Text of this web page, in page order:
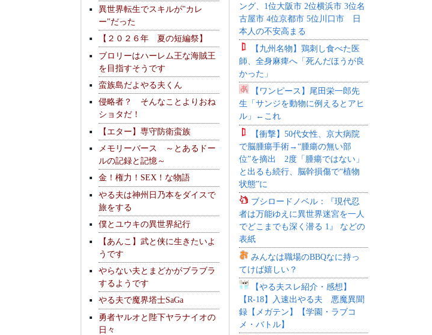
異世界転生でスキルが"カレ
ー"だった
【２０２６年 夏の短編祭】
ブロリーはハーレム王な海賊王
を目指すそうです
蛮族島だよやる夫くん
侵略者？ そんなことよりおね
ショタだ！
【エター】専守防衛蛮族
メモリーバース ～とあるドー
ルの記録と記憶～
金！権力！SEX！な物語
やる夫は神州日乃本をダイスで
旅をする
僕とユウキの異世界紀行
【あんこ】武と侠に生きたいよ
うです
やらない夫とまどかがブラブラ
するようです
やる夫で魔界塔士SaGa
勇者ヤルオと陛下ヤラナイオの
日々
ング、1位大阪市 2位横浜市 3位名
古屋市 4位京都市 5位川口市 日
本人の不安高まる
【九州名物】鶏刺し食べた医
師、全身麻痺へ「死んだほうが良
かった」
【ワンピース】尾田栄一郎先
生「サンジを動物に例えるとアヒ
ル」←これ
【衝撃】50代女性、京大病院
で脳腫瘍手術→“腫瘍の無い部
位”を摘出 2度「腫瘍ではない」
と出るも続行、脳幹損傷で“植物
状態”に
ブシロードノベル：『現代忍
者は万能ゆえに異世界迷宮を一人
でどこまでも深く潜る 1』 などの
表紙
みんなは職場のBBQなに持っ
てけば嬉しい？
【やる夫スレ紹介・感想】
【R-18】入速出やる夫 悪魔異聞
録【メガテン】【学園・ラブコ
メ・バトル】